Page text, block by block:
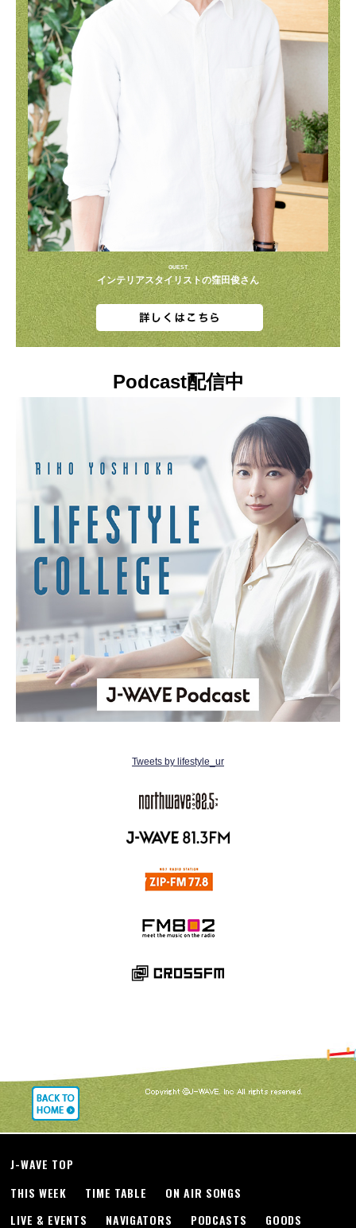
GUEST
インテリアスタイリストの窪田俊さん
Podcast配信中
Tweets by lifestyle_ur
J-WAVE TOP
THIS WEEK
TIME TABLE
ON AIR SONGS
LIVE & EVENTS
NAVIGATORS PODCASTS GOODS